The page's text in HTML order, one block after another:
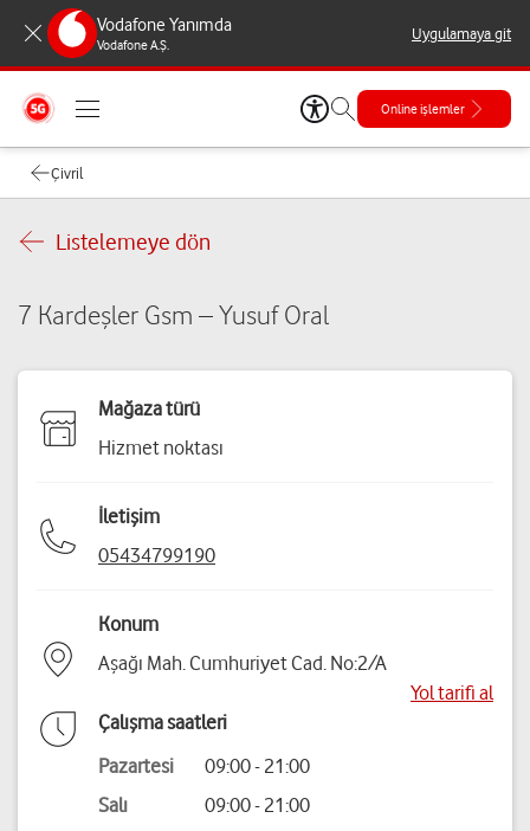
Vodafone Yanımda
Vodafone A.Ş.
Uygulamaya git
Online işlemler
Çivril
Listelemeye dön
7 Kardeşler Gsm – Yusuf Oral
Mağaza türü
Hizmet noktası
İletişim
05434799190
Konum
Aşağı Mah. Cumhuriyet Cad. No:2/A
Yol tarifi al
Çalışma saatleri
Pazartesi
09:00 - 21:00
Salı
09:00 - 21:00